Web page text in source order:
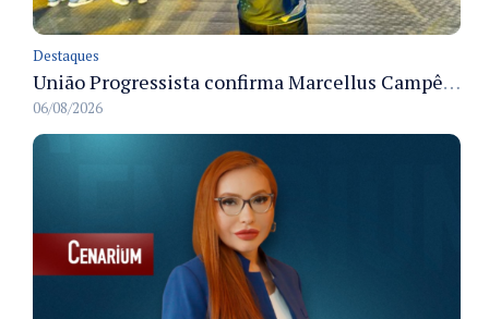
Destaques
União Progressista confirma Marcellus Campêlo como candidato a deputado estadual
06/08/2026